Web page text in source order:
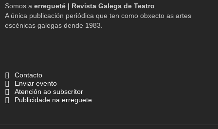
Somos a erregueté | Revista Galega de Teatro
A única publicación periódica que ten como obxecto as artes
escénicas galegas dende 1983.
Contacto
Enviar evento
Atención ao subscritor
Publicidade na erreguete